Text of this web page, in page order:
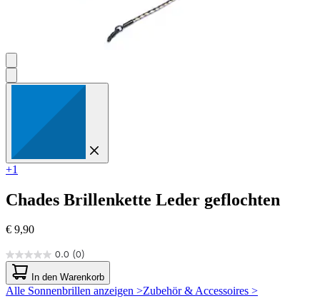
+1
Chades Brillenkette Leder geflochten
€ 9,90
0.0 (0)
0.0
von
5
Sternen.
In den Warenkorb
Alle Sonnenbrillen anzeigen >Zubehör & Accessoires >